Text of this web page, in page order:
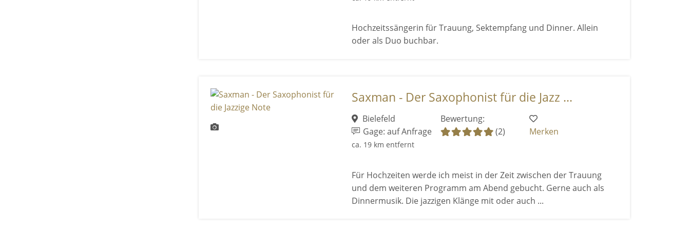
Hochzeitssängerin für Trauung, Sektempfang und Dinner. Allein
oder als Duo buchbar.
Saxman - Der Saxophonist für die Jazz ...
Bielefeld
Gage: auf Anfrage
ca. 19 km entfernt
Bewertung:
(2)
Merken
Für Hochzeiten werde ich meist in der Zeit zwischen der Trauung
und dem weiteren Programm am Abend gebucht. Gerne auch als
Dinnermusik. Die jazzigen Klänge mit oder auch ...